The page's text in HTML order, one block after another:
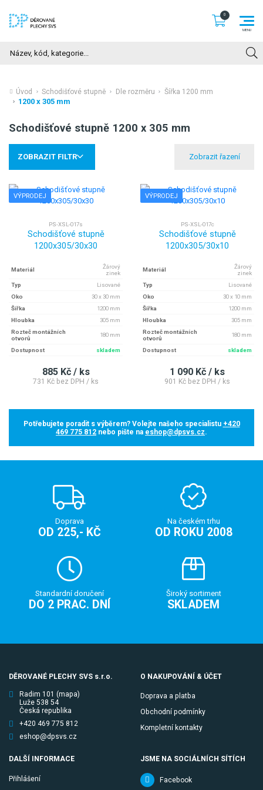
Úvod Schodišťové stupně Dle rozměru Šířka 1200 mm
1200 x 305 mm
Schodišťové stupně 1200 x 305 mm
ZOBRAZIT FILTR
VÝPRODEJ
PS-XSL-017s
Schodišťové stupně
1200x305/30x30
Materiál
Žárový
zinek
Typ
Lisované
Oko
30 x 30 mm
Šířka
1200 mm
Hloubka
305 mm
Rozteč montážních
otvorů
180 mm
Dostupnost skladem
885 Kč / ks
731 Kč bez DPH / ks
VÝPRODEJ
PS-XSL-017c
Schodišťové stupně
1200x305/30x10
Materiál
Žárový
zinek
Typ
Lisované
Oko
30 x 10 mm
Šířka
1200 mm
Hloubka
305 mm
Rozteč montážních
otvorů
180 mm
Dostupnost skladem
1 090 Kč / ks
901 Kč bez DPH / ks
Potřebujete poradit s výběrem? Volejte našeho specialistu +420
469 775 812 nebo pište na eshop@dpsvs.cz.
Doprava
OD 225,- KČ
Na českém trhu
OD ROKU 2008
Standardní doručení
DO 2 PRAC. DNÍ
Široký sortiment
SKLADEM
DĚROVANÉ PLECHY SVS s.r.o.
Radim 101 (mapa)
Luže 538 54
Česká republika
+420 469 775 812
eshop@dpsvs.cz
O NAKUPOVÁNÍ & ÚČET
Doprava a platba
Obchodní podmínky
Kompletní kontakty
DALŠÍ INFORMACE
Přihlášení
JSME NA SOCIÁLNÍCH SÍTÍCH
Facebook